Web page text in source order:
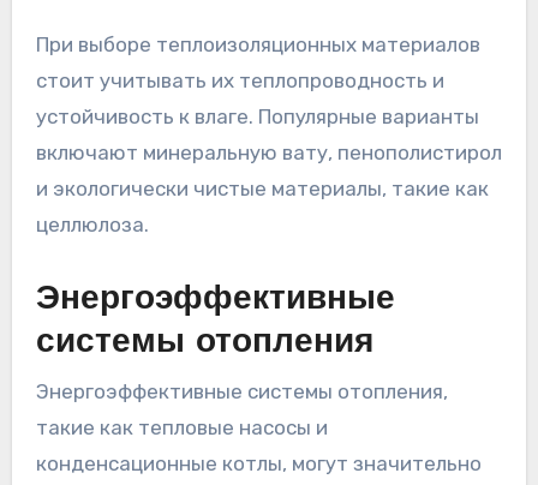
При выборе теплоизоляционных материалов
стоит учитывать их теплопроводность и
устойчивость к влаге. Популярные варианты
включают минеральную вату, пенополистирол
и экологически чистые материалы, такие как
целлюлоза.
Энергоэффективные
системы отопления
Энергоэффективные системы отопления,
такие как тепловые насосы и
конденсационные котлы, могут значительно